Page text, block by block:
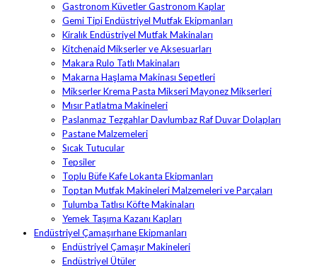
Gastronom Küvetler Gastronom Kaplar
Gemi Tipi Endüstriyel Mutfak Ekipmanları
Kiralık Endüstriyel Mutfak Makinaları
Kitchenaid Mikserler ve Aksesuarları
Makara Rulo Tatlı Makinaları
Makarna Haşlama Makinası Sepetleri
Mikserler Krema Pasta Mikseri Mayonez Mikserleri
Mısır Patlatma Makineleri
Paslanmaz Tezgahlar Davlumbaz Raf Duvar Dolapları
Pastane Malzemeleri
Sıcak Tutucular
Tepsiler
Toplu Büfe Kafe Lokanta Ekipmanları
Toptan Mutfak Makineleri Malzemeleri ve Parçaları
Tulumba Tatlısı Köfte Makinaları
Yemek Taşıma Kazanı Kapları
Endüstriyel Çamaşırhane Ekipmanları
Endüstriyel Çamaşır Makineleri
Endüstriyel Ütüler